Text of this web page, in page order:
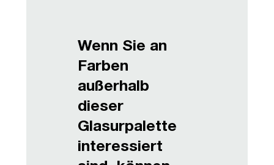
Wenn Sie an
Farben
außerhalb
dieser
Glasurpalette
interessiert